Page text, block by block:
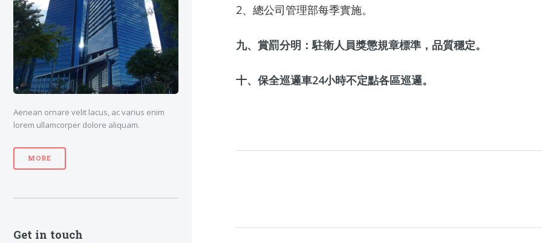
2、總公司管理部每季實施。
九、賞罰分明：駐衛人員獎懲規章標準，品質穩定。
十、保全巡邏車24小時不定點各區巡邏。
Aenean ornare velit lacus, ac varius enim
lorem ullamcorper dolore aliquam.
MORE
Get in touch